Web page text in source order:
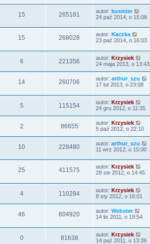
15 265181 autor: kusmier
24 paź 2014, o 15:08
15 268028 autor: Kaczka
23 paź 2014, o 16:03
6 221356 autor: Krzysiek
24 maja 2013, o 13:43
14 260706 autor: arthur_szu
17 lut 2013, o 23:08
5 115154 autor: Krzysiek
24 gru 2012, o 11:35
2 86655 autor: Krzysiek
5 paź 2012, o 22:10
10 228480 autor: arthur_szu
11 wrz 2012, o 15:00
25 411575 autor: Krzysiek
28 sie 2012, o 14:45
4 110284 autor: Krzysiek
8 sty 2012, o 16:01
46 604920 autor: Webster
14 lis 2011, o 19:54
0 81638 autor: Krzysiek
14 paź 2011, o 13:39